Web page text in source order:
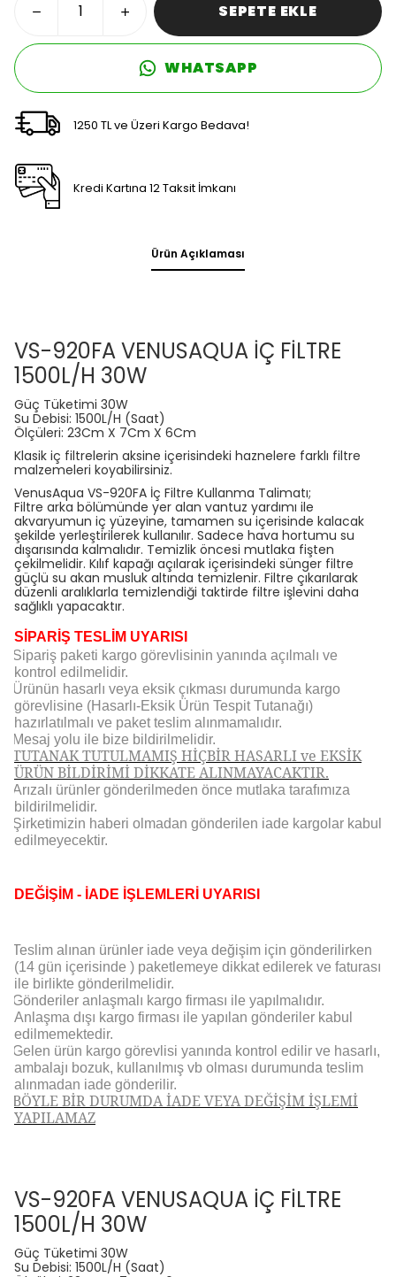
SEPETE EKLE
WHATSAPP
1250 TL ve Üzeri Kargo Bedava!
Kredi Kartına 12 Taksit İmkanı
Ürün Açıklaması
VS-920FA VENUSAQUA İÇ FİLTRE
1500L/H 30W
Güç Tüketimi 30W
Su Debisi: 1500L/H (Saat)
Ölçüleri: 23Cm X 7Cm X 6Cm
Klasik iç filtrelerin aksine içerisindeki haznelere farklı filtre
malzemeleri koyabilirsiniz.
VenusAqua VS-920FA İç Filtre Kullanma Talimatı;
Filtre arka bölümünde yer alan vantuz yardımı ile
akvaryumun iç yüzeyine, tamamen su içerisinde kalacak
şekilde yerleştirilerek kullanılır. Sadece hava hortumu su
dışarısında kalmalıdır. Temizlik öncesi mutlaka fişten
çekilmelidir. Kılıf kapağı açılarak içerisindeki sünger filtre
güçlü su akan musluk altında temizlenir. Filtre çıkarılarak
düzenli aralıklarla temizlendiği taktirde filtre işlevini daha
sağlıklı yapacaktır.
SİPARİŞ TESLİM UYARISI
Sipariş paketi kargo görevlisinin yanında açılmalı ve
kontrol edilmelidir.
Ürünün hasarlı veya eksik çıkması durumunda kargo
görevlisine (Hasarlı-Eksik Ürün Tespit Tutanağı)
hazırlatılmalı ve paket teslim alınmamalıdır.
Mesaj yolu ile bize bildirilmelidir.
TUTANAK TUTULMAMIŞ HİÇBİR HASARLI ve EKSİK
ÜRÜN BİLDİRİMİ DİKKATE ALINMAYACAKTIR.
Arızalı ürünler gönderilmeden önce mutlaka tarafımıza
bildirilmelidir.
Şirketimizin haberi olmadan gönderilen iade kargolar kabul
edilmeyecektir.
DEĞİŞİM - İADE İŞLEMLERİ UYARISI
Teslim alınan ürünler iade veya değişim için gönderilirken
(14 gün içerisinde ) paketlemeye dikkat edilerek ve faturası
ile birlikte gönderilmelidir.
Gönderiler anlaşmalı kargo firması ile yapılmalıdır.
Anlaşma dışı kargo firması ile yapılan gönderiler kabul
edilmemektedir.
Gelen ürün kargo görevlisi yanında kontrol edilir ve hasarlı,
ambalajı bozuk, kullanılmış vb olması durumunda teslim
alınmadan iade gönderilir.
BÖYLE BİR DURUMDA İADE VEYA DEĞİŞİM İŞLEMİ
YAPILAMAZ
VS-920FA VENUSAQUA İÇ FİLTRE
1500L/H 30W
Güç Tüketimi 30W
Su Debisi: 1500L/H (Saat)